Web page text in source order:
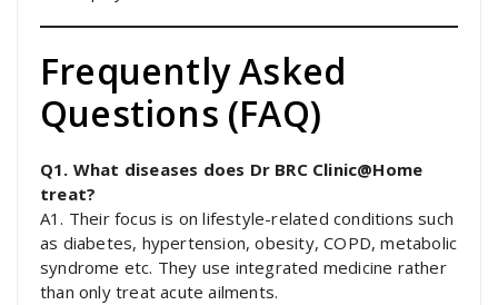
Frequently Asked
Questions (FAQ)
Q1. What diseases does Dr BRC Clinic@Home
treat?
A1. Their focus is on lifestyle-related conditions such
as diabetes, hypertension, obesity, COPD, metabolic
syndrome etc. They use integrated medicine rather
than only treat acute ailments.